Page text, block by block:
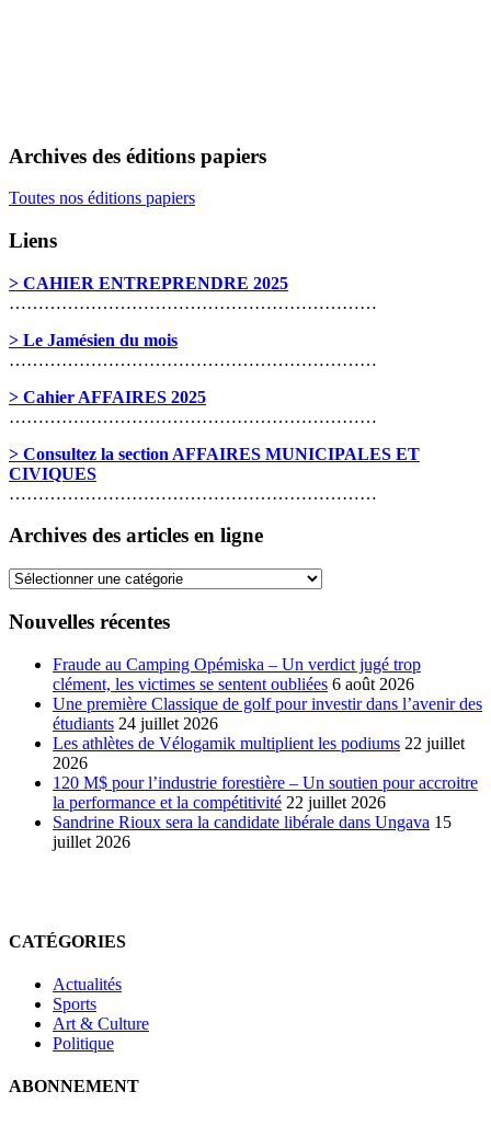
Archives des éditions papiers
Toutes nos éditions papiers
Liens
> CAHIER ENTREPRENDRE 2025
………………………………………………………
> Le Jamésien du mois
………………………………………………………
> Cahier AFFAIRES 2025
………………………………………………………
> Consultez la section AFFAIRES MUNICIPALES ET
CIVIQUES
………………………………………………………
Archives des articles en ligne
Archives
articles
Nouvelles récentes
Fraude au Camping Opémiska – Un verdict jugé trop
clément, les victimes se sentent oubliées 6 août 2026
Une première Classique de golf pour investir dans l’avenir des
étudiants 24 juillet 2026
Les athlètes de Vélogamik multiplient les podiums 22 juillet
2026
120 M$ pour l’industrie forestière – Un soutien pour accroitre
la performance et la compétitivité 22 juillet 2026
Sandrine Rioux sera la candidate libérale dans Ungava 15
juillet 2026
CATÉGORIES
Actualités
Sports
Art & Culture
Politique
ABONNEMENT